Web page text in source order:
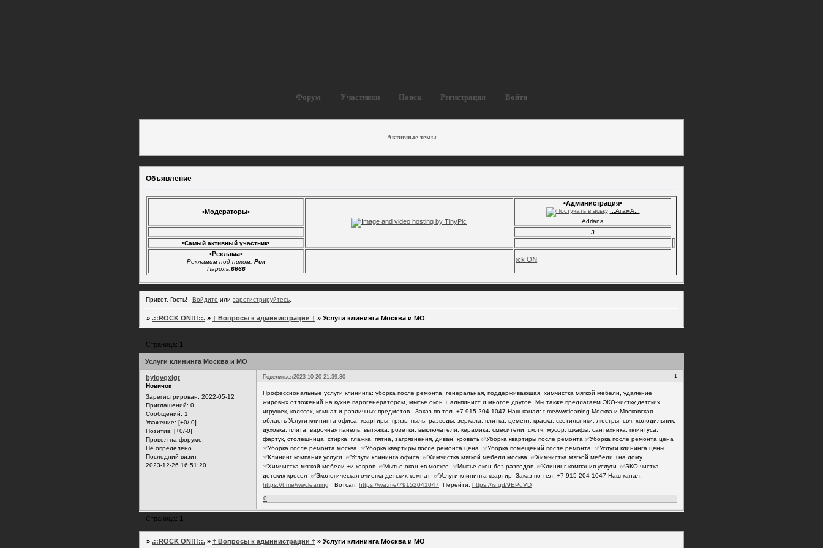
Форум Участники Поиск Регистрация Войти
Активные темы
Объявление
•Модераторы•
•Администрация•
.::АгамА::.
Adriana
3
•Самый активный участник•
•Реклама•
Рекламим под ником: Рок
Пароль:6666
Привет, Гость! Войдите или зарегистрируйтесь
» .::ROCK ON!!!::. » † Вопросы к администрации † » Услуги клининга Москва и МО
Услуги клининга Москва и МО
Страница: 1
Поделиться 1
2023-10-20 21:39:30
bylgvqxjgt
Новичок
Зарегистрирован: 2022-05-12
Приглашений: 0
Сообщений: 1
Уважение: [+0/-0]
Позитив: [+0/-0]
Провел на форуме:
Не определено
Последний визит:
2023-12-26 16:51:20
Профессиональные услуги клининга: уборка после ремонта, генеральная, поддерживающая, химчистка мягкой мебели, удаление
жировых отложений на кухне парогенератором, мытье окон + альпинист и многое другое. Мы также предлагаем ЭКО-чистку детских
игрушек, колясок, комнат и различных предметов. Заказ по тел. +7 915 204 1047 Наш канал: t.me/wwcleaning Москва и Московская
область Услуги клининга офиса, квартиры: грязь, пыль, разводы, зеркала, плитка, цемент, краска, светильники, люстры, свч, холодильник,
духовка, плита, варочная панель, вытяжка, розетки, выключатели, керамика, смесители, скотч, мусор, шкафы, сантехника, плинтуса,
фартук, столешница, стирка, глажка, пятна, загрязнения, диван, кровать ✅Уборка квартиры после ремонта ✅Уборка после ремонта цена
✅Уборка после ремонта москва ✅Уборка квартиры после ремонта цена ✅Уборка помещений после ремонта ✅Услуги клининга цены
✅Клининг компания услуги ✅Услуги клининга офиса ✅Химчистка мягкой мебели москва ✅Химчистка мягкой мебели +на дому
✅Химчистка мягкой мебели +и ковров ✅Мытье окон +в москве ✅Мытье окон без разводов ✅Клининг компания услуги ✅ЭКО чистка
детских кресел ✅Экологическая очистка детских комнат ✅Услуги клининга квартир Заказ по тел. +7 915 204 1047 Наш канал:
https://t.me/wwcleaning Вотсап: https://wa.me/79152041047 Перейти: https://is.gd/9EPuVD
0
Страница: 1
» .::ROCK ON!!!::. » † Вопросы к администрации † » Услуги клининга Москва и МО